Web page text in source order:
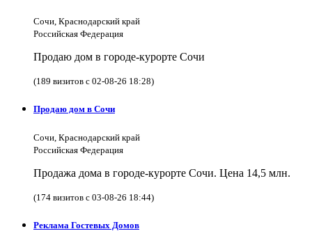
Сочи, Краснодарский край
Российская Федерация
Продаю дом в городе-курорте Сочи
(189 визитов с 02-08-26 18:28)
Продаю дом в Сочи
Сочи, Краснодарский край
Российская Федерация
Продажа дома в городе-курорте Сочи. Цена 14,5 млн.
(174 визитов с 03-08-26 18:44)
Реклама Гостевых Домов